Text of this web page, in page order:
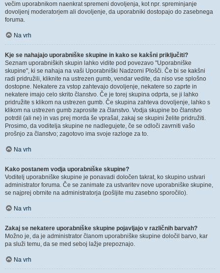
večim uporabnikom naenkrat spremeni dovoljenja, kot npr. spreminjanje
dovoljenj moderatorjem ali dovoljenje, da uporabniki dostopajo do zasebnega
foruma.
Na vrh
Kje se nahajajo uporabniške skupine in kako se kakšni priključiti?
Seznam uporabniških skupin lahko vidite pod povezavo "Uporabniške
skupine", ki se nahaja na vaši Uporabniški Nadzorni Plošči. Če bi se kakšni
radi pridružili, kliknite na ustrezen gumb, vendar vedite, da niso vse splošno
dostopne. Nekatere za vstop zahtevajo dovoljenje, nekatere so zaprte in
nekatere imajo celo skrito članstvo. Če je torej skupina odprta, se ji lahko
pridružite s klikom na ustrezen gumb. Če skupina zahteva dovoljenje, lahko s
klikom na ustrezen gumb zaprosite za članstvo. Vodja skupine bo članstvo
potrdil (ali ne) in vas prej morda še vprašal, zakaj se skupini želite pridružiti.
Prosimo, da voditelja skupine ne nadlegujete, če se odloči zavrniti vašo
prošnjo za članstvo; zagotovo ima svoje razloge za to.
Na vrh
Kako postanem vodja uporabniške skupine?
Voditelj uporabniške skupine je ponavadi določen takrat, ko skupino ustvari
administrator foruma. Če se zanimate za ustvaritev nove uporabniške skupine,
se najprej obrnite na administratorja (pošljite mu zasebno sporočilo).
Na vrh
Zakaj se nekatere uporabniške skupine pojavljajo v različnih barvah?
Možno je, da je administrator članom uporabniške skupine določil barvo, kar
pa služi temu, da se med seboj lažje prepoznajo.
Na vrh